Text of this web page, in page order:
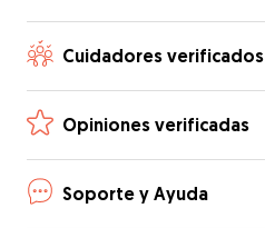
Cuidadores verificados
Opiniones verificadas
Soporte y Ayuda